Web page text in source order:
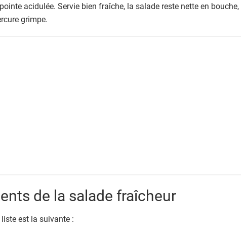
acidulée. Servie bien fraîche, la salade reste nette en bouche,
grimpe.
de la salade fraîcheur
est la suivante :